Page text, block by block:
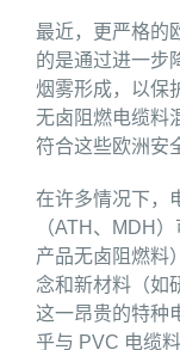
最近，更严格的
的是通过进一步
烟雾形成，以保
无卤阻燃电缆料
符合这些欧洲安
在许多情况下，
（ATH、MDH
产品无卤阻燃料
念和新材料（如
这一昂贵的特种
乎与 PVC 电缆料